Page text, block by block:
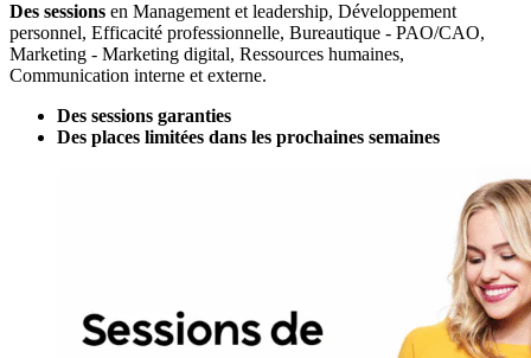
Des sessions en Management et leadership, Développement
personnel, Efficacité professionnelle, Bureautique - PAO/CAO,
Marketing - Marketing digital, Ressources humaines,
Communication interne et externe.
Des sessions garanties
Des places limitées dans les prochaines semaines